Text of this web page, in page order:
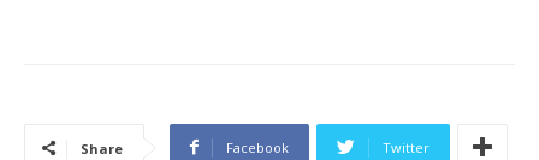
Share Facebook Twitter